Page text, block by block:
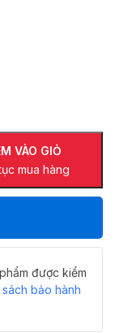
VÀO GIỎ
mua hàng
phẩm được kiểm
sách bảo hành